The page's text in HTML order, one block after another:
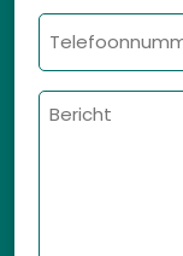
Bericht